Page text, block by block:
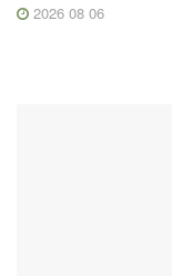
2026 08 06